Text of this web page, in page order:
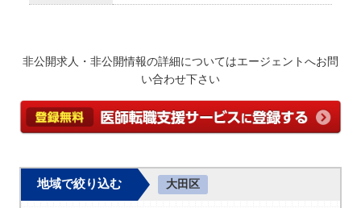
非公開求人・非公開情報の詳細についてはエージェントへお問
い合わせ下さい
地域で絞り込む 大田区